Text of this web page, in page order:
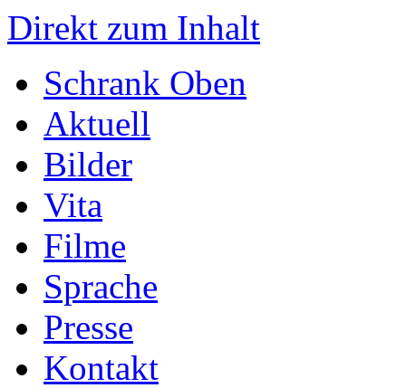
Direkt zum Inhalt
Schrank Oben
Aktuell
Bilder
Vita
Filme
Sprache
Presse
Kontakt